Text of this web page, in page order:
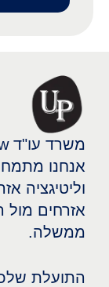
משרד עו"ד Up Law כאן בשבילכם.
אנחנו
וליטיגציה
אזרחים מול
ממשלה.
התועלת